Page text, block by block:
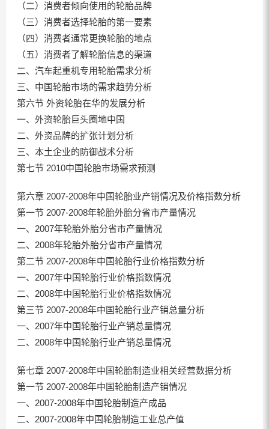
（二）消费者倾向使用的轮胎品牌
（三）消费者选择轮胎的第一要素
（四）消费者通常更换轮胎的地点
（五）消费者了解轮胎信息的渠道
二、汽车起重机专用轮胎需求分析
三、中国轮胎市场的需求趋势分析
第六节 外资轮胎在华的发展分析
一、外资轮胎巨头圈地中国
二、外资品牌的扩张计划分析
三、本土企业的防御战术分析
第七节 2010中国轮胎市场需求预测
第六章 2007-2008年中国轮胎业产销情况及价格指数分析
第一节 2007-2008年轮胎外胎分省市产量情况
一、2007年轮胎外胎分省市产量情况
二、2008年轮胎外胎分省市产量情况
第二节 2007-2008年中国轮胎行业价格指数分析
一、2007年中国轮胎行业价格指数情况
二、2008年中国轮胎行业价格指数情况
第三节 2007-2008年中国轮胎行业产销总量分析
一、2007年中国轮胎行业产销总量情况
二、2008年中国轮胎行业产销总量情况
第七章 2007-2008年中国轮胎制造业相关经营数据分析
第一节 2007-2008年中国轮胎制造产销情况
一、2007-2008年中国轮胎制造产成品
二、2007-2008年中国轮胎制造工业总产值